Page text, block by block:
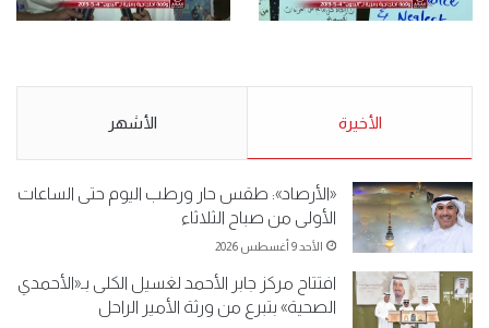
5-2019.
نبيع مخدرات يعني ولا خمر؟!.
الأخيرة الأشهر
«الأرصاد»: طقس حار ورطب اليوم حتى الساعات
الأولى من صباح الثلاثاء
الأحد 9 أغسطس 2026
افتتاح مركز جابر الأحمد لغسيل الكلى بـ«الأحمدي
الصحية» بتبرع من ورثة الأمير الراحل